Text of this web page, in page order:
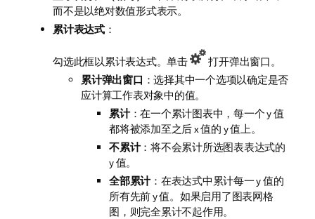
而不是以绝对数值形式表示。
累计表达式：
勾选此框以累计表达式。单击
打开弹出窗口。
累计弹出窗口 ：选择其中一个选项以确定是否
应计算工作表对象中的值。
累计：在一个累计图表中，每一个 y 值
都将被添加至之后 x 值的 y 值上。
不累计：将不会累计所选图表表达式的
y 值。
全部累计：在表达式中累计每一 y 值的
所有先前 y 值。如果启用了图表网格
图，则完全累计不起作用。